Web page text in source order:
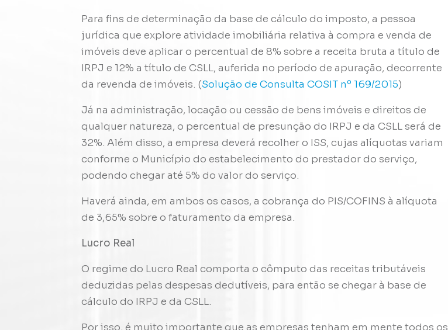
Para fins de determinação da base de cálculo do imposto, a pessoa
jurídica que explore atividade imobiliária relativa à compra e venda de
imóveis deve aplicar o percentual de 8% sobre a receita bruta a título de
IRPJ e 12% a título de CSLL, auferida no período de apuração, decorrente
da revenda de imóveis. (Solução de Consulta COSIT nº 169/2015)
Já na administração, locação ou cessão de bens imóveis e direitos de
qualquer natureza, o percentual de presunção do IRPJ e da CSLL será de
32%. Além disso, a empresa deverá recolher o ISS, cujas alíquotas variam
conforme o Município do estabelecimento do prestador do serviço,
podendo chegar até 5% do valor do serviço.
Haverá ainda, em ambos os casos, a cobrança do PIS/COFINS à alíquota
de 3,65% sobre o faturamento da empresa.
Lucro Real
O regime do Lucro Real comporta o cômputo das receitas tributáveis
deduzidas pelas despesas dedutíveis, para então se chegar à base de
cálculo do IRPJ e da CSLL.
Por isso, é muito importante que as empresas tenham em mente todos os